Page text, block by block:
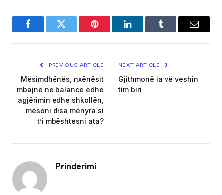
FacebookTwitter Pinterest LinkedInTumblr Email
PREVIOUS ARTICLE
Mësimdhënës, nxënësit
mbajnë në balancë edhe
agjërimin edhe shkollën,
mësoni disa mënyra si
t’i mbështesni ata?
NEXT ARTICLE
Gjithmonë ia vë veshin
tim biri
Prinderimi